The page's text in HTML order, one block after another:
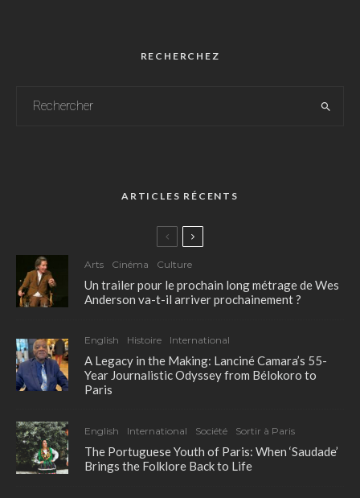
RECHERCHEZ
ARTICLES RÉCENTS
Arts Cinéma Culture
Un trailer pour le prochain long métrage de Wes
Anderson va-t-il arriver prochainement ?
English Histoire International
A Legacy in the Making: Lanciné Camara’s 55-
Year Journalistic Odyssey from Bélokoro to
Paris
English International Société Sortir à Paris
The Portuguese Youth of Paris: When ‘Saudade’
Brings the Folklore Back to Life